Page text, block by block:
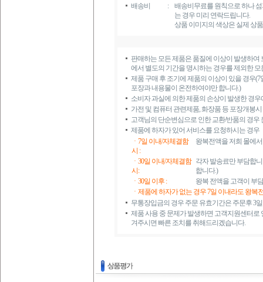
배송비
:
배송비무료를 원칙으로 하나
는 경우 미리 연락드립니다.
상품 이미지의 색상은 실제 상
판매하는 모든 제품은 품질에 이상이 발생하
에서 별도의 기간을 명시하는 경우를 제외한
제품 구매 후 조기에 제품의 이상이 있을 경우
포장과 내용물이 온전하여야만 합니다.)
소비자 과실에 의한 제품의 손상이 발생한 경
가전 및 컴퓨터 관련제품, 화장품 등 포장개봉
고객님의 단순변심으로 인한 교환/반품의 경
제품에 하자가 있어 서비스를 요청하시는 경우
ㆍ7일 이내/자체결함
시 :
왕복전액을 저희 몰에
ㆍ30일 이내/자체결함
시:
각자 발송료만 부담합
합니다.)
ㆍ30일 이후 :
왕복 전액을 고객이 부
ㆍ제품에 하자가 없는 경우 7일 이내라도 왕복
무통장입금의 경우 주문 유효기간은 주문후 3
제품 사용 중 문제가 발생하면 고객지원센터로
겨주시면 빠른 조치를 취해드리겠습니다.